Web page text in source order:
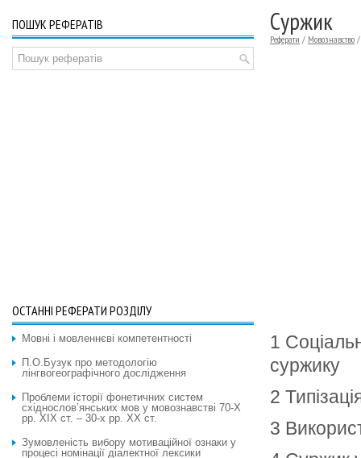
Суржик
Реферати / Мовознавство
1
суржику
2
3
ПОШУК РЕФЕРАТІВ
ОСТАННІ РЕФЕРАТИ РОЗДІЛУ
Мовні і мовленнєві компетентності
П.О.Бузук про методологію
лінгвогеографічного дослідження
Проблеми історії фонетичних систем
східнослов’янських мов у мовознавстві 70-Х
рр. XIX ст. – 30-х рр. XX ст.
Зумовленість вибору мотиваційної ознаки у
процесі номінації діалектної лексики